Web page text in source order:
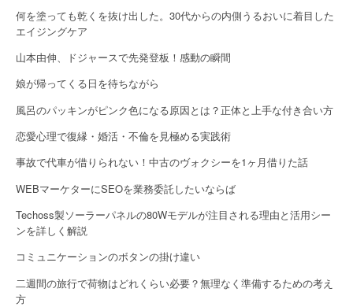
何を塗っても乾くを抜け出した。30代からの内側うるおいに着目した
エイジングケア
山本由伸、ドジャースで先発登板！感動の瞬間
娘が帰ってくる日を待ちながら
風呂のパッキンがピンク色になる原因とは？正体と上手な付き合い方
恋愛心理で復縁・婚活・不倫を見極める実践術
事故で代車が借りられない！中古のヴォクシーを1ヶ月借りた話
WEBマーケターにSEOを業務委託したいならば
Techoss製ソーラーパネルの80Wモデルが注目される理由と活用シー
ンを詳しく解説
コミュニケーションのボタンの掛け違い
二週間の旅行で荷物はどれくらい必要？無理なく準備するための考え
方